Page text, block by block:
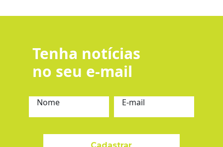
Tenha notícias
no seu e-mail
Nome E-mail